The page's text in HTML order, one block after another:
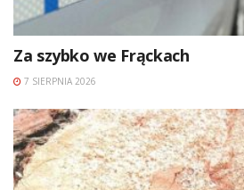
Za szybko we Frąckach
7 SIERPNIA 2026